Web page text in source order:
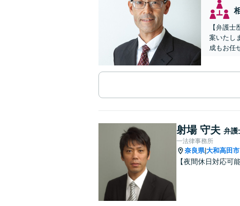
【弁護
案いたし
成もお任
射場 守夫 弁護
一法律事務所
奈良県|大和高田市
【夜間休日対応可